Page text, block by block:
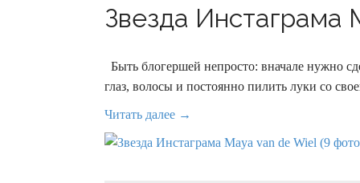
Звезда Инстаграма
Быть блогершей непросто: вначале нужно
глаз, волосы и постоянно пилить луки со
Читать далее →